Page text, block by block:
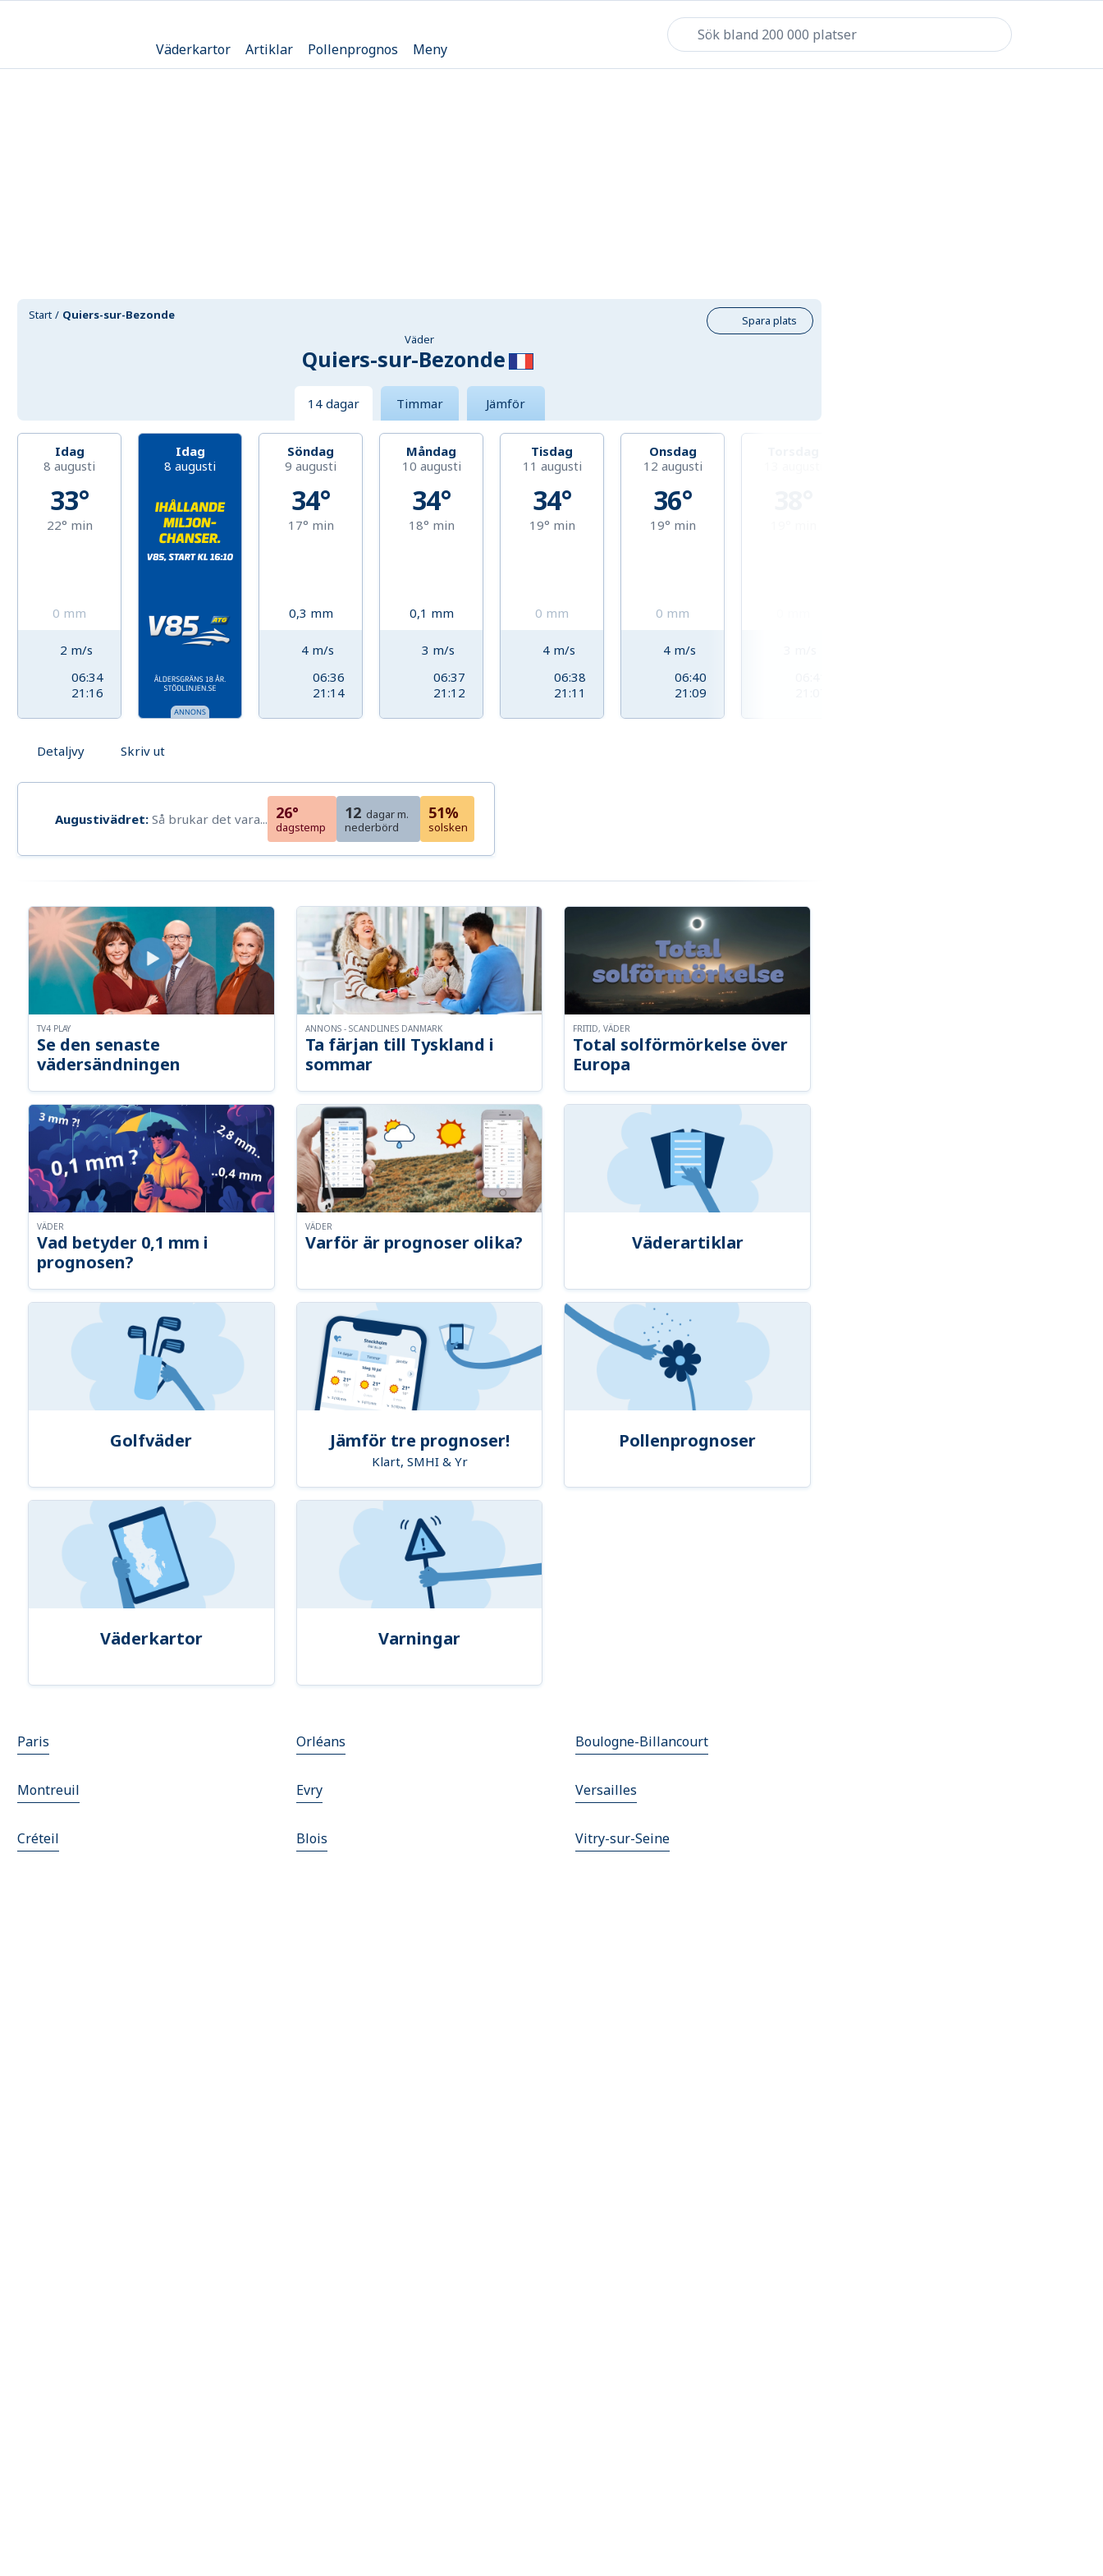
Väderkartor Artiklar Pollenprognos Meny
Start Quiers-sur-Bezonde
Spara plats
Väder
Quiers-sur-Bezonde
14 dagar Timmar Jämför
Idag
8 augusti
33°
22° min
0 mm
2 m/s
06:34
21:16
Idag
8 augusti
Söndag
9 augusti
34°
17° min
0,3 mm
4 m/s
06:36
21:14
Måndag
10 augusti
34°
18° min
0,1 mm
3 m/s
06:37
21:12
Tisdag
11 augusti
34°
19° min
0 mm
4 m/s
06:38
21:11
Onsdag
12 augusti
36°
19° min
0 mm
4 m/s
06:40
21:09
Detaljvy Skriv ut
Augustivädret: Så brukar det vara... 26°
dagstemp
12 dagar m.
nederbörd
51%
solsken
Se den senaste
vädersändningen
TV4 PLAY
Ta färjan till Tyskland i
sommar
ANNONS - SCANDLINES DANMARK
Total solförmörkelse över
Europa
FRITID, VÄDER
Vad betyder 0,1 mm i
prognosen?
VÄDER
Varför är prognoser olika?
VÄDER
Väderartiklar
Golfväder Jämför tre prognoser!
Klart, SMHI & Yr
Pollenprognoser
Väderkartor Varningar
Paris Orléans Boulogne-Billancourt
Montreuil Evry Versailles
Créteil Blois Vitry-sur-Seine